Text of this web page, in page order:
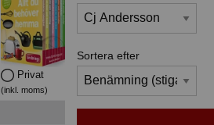
Privat
(inkl. moms)
Sortera efter